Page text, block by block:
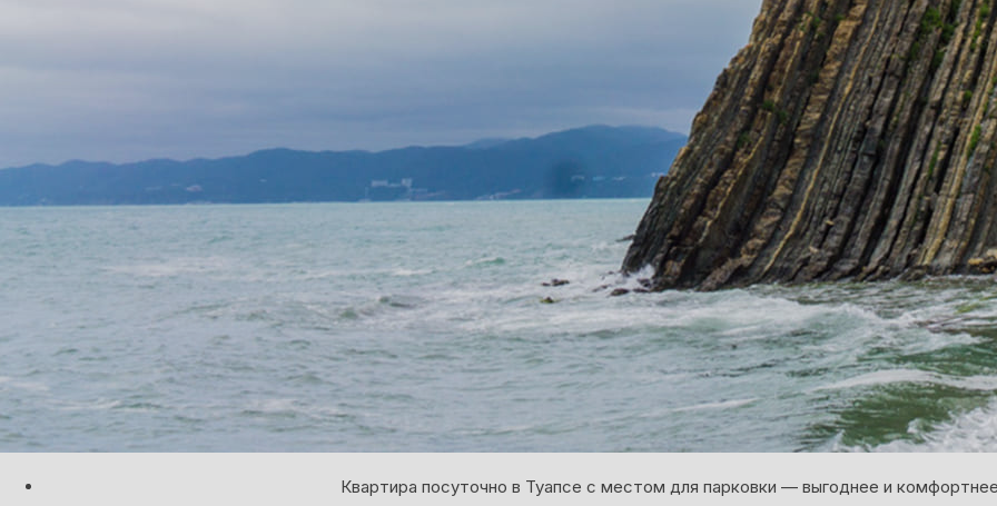
Квартира посуточно в Туапсе с местом для парковки — выгоднее и